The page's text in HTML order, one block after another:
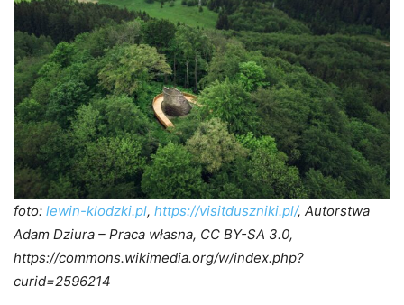
foto: lewin-klodzki.pl, https://visitduszniki.pl/, Autorstwa
Adam Dziura – Praca własna, CC BY-SA 3.0,
https://commons.wikimedia.org/w/index.php?
curid=2596214